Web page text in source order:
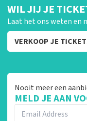
WIL JIJ JE
Laat het ons weten en
VERKOOP JE
Nooit meer een
MELD JE AAN